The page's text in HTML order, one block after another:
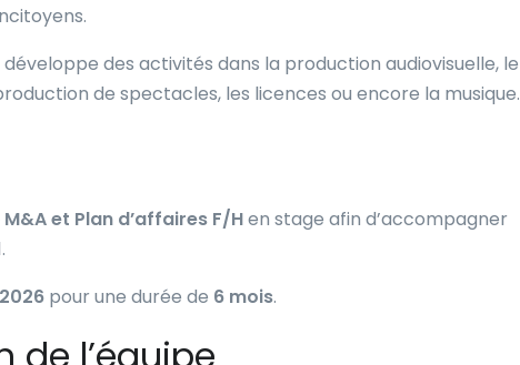
des activités dans la production audiovisuelle, le
de spectacles, les licences ou encore la musique.
et Plan d’affaires F/Hen stage afin d’accompagner
pour une durée de 6 mois.